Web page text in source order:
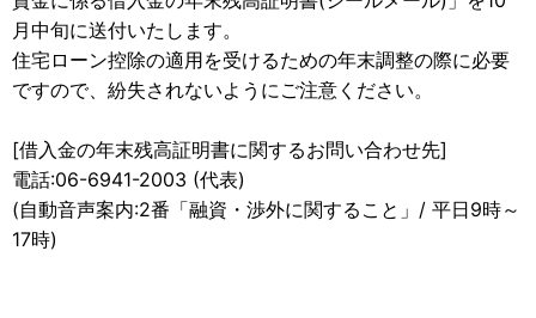
月中旬に送付いたします。
住宅ローン控除の適用を受けるための年末調整の際に必要
ですので、紛失されないようにご注意ください。
[借入金の年末残高証明書に関するお問い合わせ先]
電話:06-6941-2003 (代表)
(自動音声案内:2番「融資・渉外に関すること」/ 平日9時～
17時)